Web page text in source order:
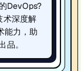
DevOps?
术深度解
能力，助
品。